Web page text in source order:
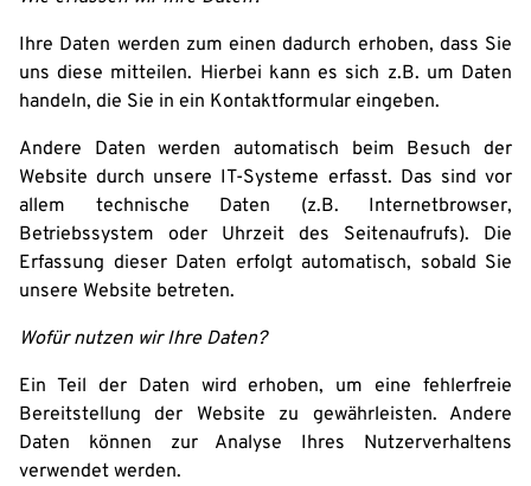
Ihre Daten werden zum einen dadurch erhoben, dass Sie
uns diese mitteilen. Hierbei kann es sich z.B. um Daten
handeln, die Sie in ein Kontaktformular eingeben.
Andere Daten werden automatisch beim Besuch der
Website durch unsere IT-Systeme erfasst. Das sind vor
allem technische Daten (z.B. Internetbrowser,
Betriebssystem oder Uhrzeit des Seitenaufrufs). Die
Erfassung dieser Daten erfolgt automatisch, sobald Sie
unsere Website betreten.
Wofür nutzen wir Ihre Daten?
Ein Teil der Daten wird erhoben, um eine fehlerfreie
Bereitstellung der Website zu gewährleisten. Andere
Daten können zur Analyse Ihres Nutzerverhaltens
verwendet werden.